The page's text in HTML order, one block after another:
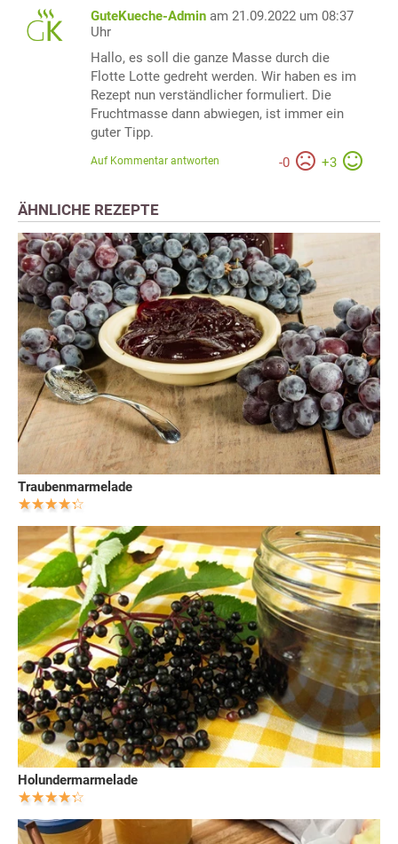
GuteKueche-Admin am 21.09.2022 um 08:37
Uhr
Hallo, es soll die ganze Masse durch die
Flotte Lotte gedreht werden. Wir haben es im
Rezept nun verständlicher formuliert. Die
Fruchtmasse dann abwiegen, ist immer ein
guter Tipp.
-0 +3
Auf Kommentar antworten
ÄHNLICHE REZEPTE
Traubenmarmelade
Holundermarmelade